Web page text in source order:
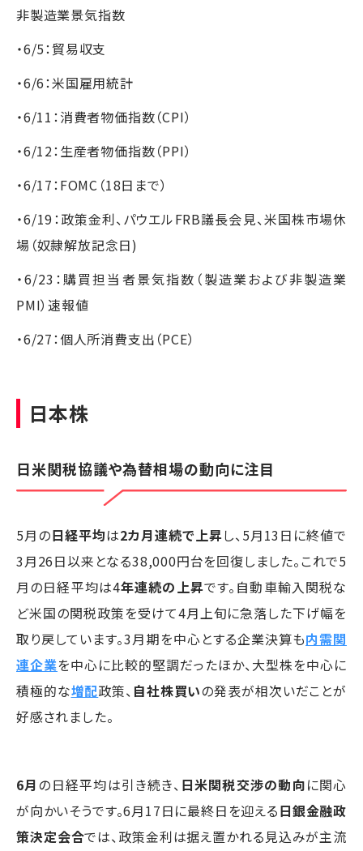
非製造業景気指数
・6/5：貿易収支
・6/6：米国雇用統計
・6/11：消費者物価指数（CPI）
・6/12：生産者物価指数（PPI）
・6/17：FOMC（18日まで）
・6/19：政策金利、パウエルFRB議長会見、米国株市場休
場（奴隷解放記念日)
・6/23：購買担当者景気指数（製造業および非製造業
PMI）速報値
・6/27：個人所消費支出（PCE）
日本株
日米関税協議や為替相場の動向に注目
5月の日経平均は2カ月連続で上昇し、5月13日に終値で
3月26日以来となる38,000円台を回復しました。これで5
月の日経平均は4年連続の上昇です。自動車輸入関税な
ど米国の関税政策を受けて4月上旬に急落した下げ幅を
取り戻しています。3月期を中心とする企業決算も内需関
連企業を中心に比較的堅調だったほか、大型株を中心に
積極的な増配政策、 自社株買いの発表が相次いだことが
好感されました。
6月の日経平均は引き続き、 日米関税交渉の動向に関心
が向かいそうです。6月17日に最終日を迎える日銀金融政
策決定会合では、政策金利は据え置かれる見込みが主流